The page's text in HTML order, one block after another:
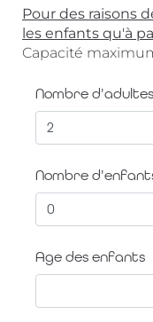
Pour des raisons
les enfants qu'à
Capacité
Nombre d'adultes
Nombre
Age des enfants